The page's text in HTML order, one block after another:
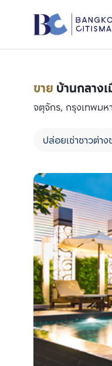
ขาย บ้านกลาง
จตุจักร, กรุงเทพมห
ปล่อยเช่าชาวต่าง
เพิ่ม